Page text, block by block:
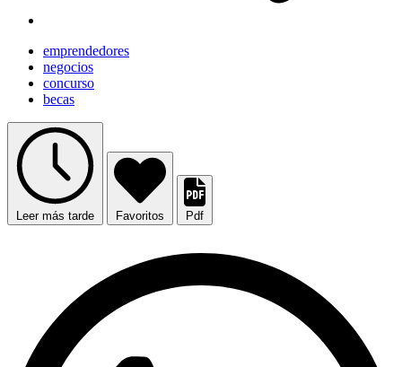
emprendedores
negocios
concurso
becas
Leer más tarde Favoritos Pdf